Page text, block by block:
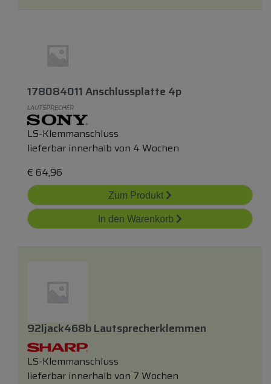
178084011 Anschlussplatte 4p
LAUTSPRECHER
LS-Klemmanschluss
lieferbar innerhalb von 4 Wochen
€ 64,96
Zum Produkt
In den Warenkorb
92ljack468b Lautsprecherklemmen
LS-Klemmanschluss
lieferbar innerhalb von 7 Wochen